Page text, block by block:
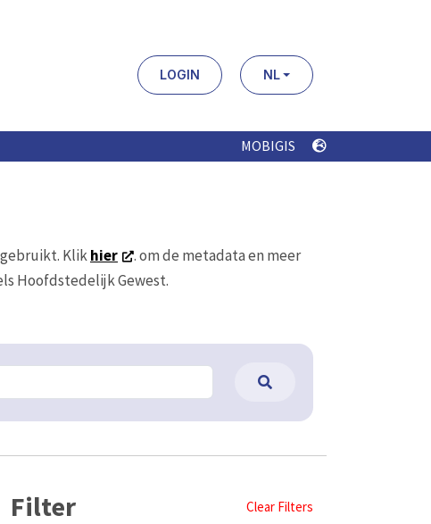
LOGIN NL
MOBIGIS
Klikhier
. om de metadata en meer
Hoofdstedelijk Gewest.
Filter Clear Filters